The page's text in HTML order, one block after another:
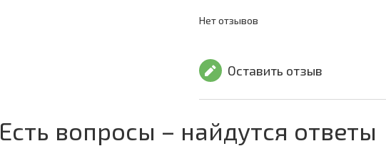
Нет отзывов
Оставить отзыв
Есть вопросы – найдутся ответы